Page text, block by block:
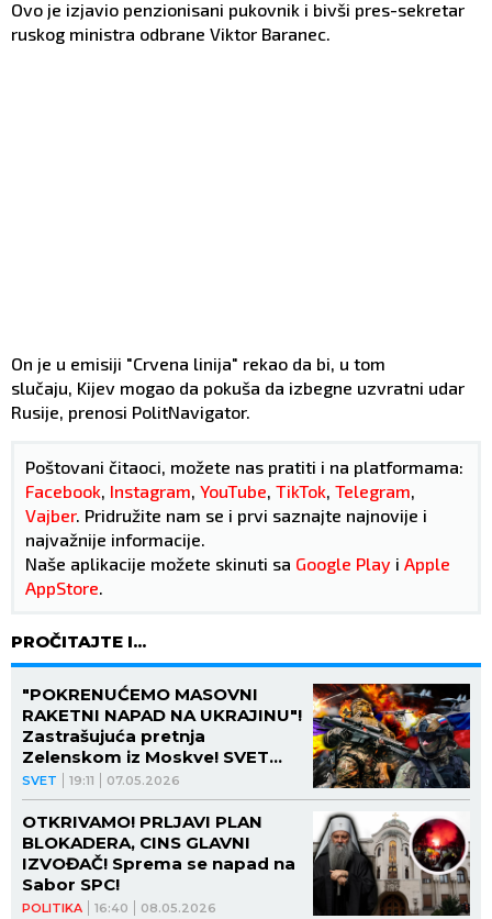
Ovo je izjavio penzionisani pukovnik i bivši pres-sekretar
ruskog ministra odbrane Viktor Baranec.
On je u emisiji "Crvena linija" rekao da bi, u tom
slučaju, Kijev mogao da pokuša da izbegne uzvratni udar
Rusije, prenosi PolitNavigator.
Poštovani čitaoci, možete nas pratiti i na platformama:
Facebook Instagram YouTube TikTok Telegram
Vajber. Pridružite nam se i prvi saznajte najnovije i
najvažnije informacije.
Naše aplikacije možete skinuti sa Google Play i Apple
AppStore
PROČITAJTE I...
SVET 19:11 07.05.2026
"POKRENUĆEMO MASOVNI
RAKETNI NAPAD NA UKRAJINU"!
Zastrašujuća pretnja
Zelenskom iz Moskve! SVET
DRHTI OD OVOG DATUMA
POLITIKA 16:40 08.05.2026
OTKRIVAMO! PRLJAVI PLAN
BLOKADERA, CINS GLAVNI
IZVOĐAČ! Sprema se napad na
Sabor SPC!